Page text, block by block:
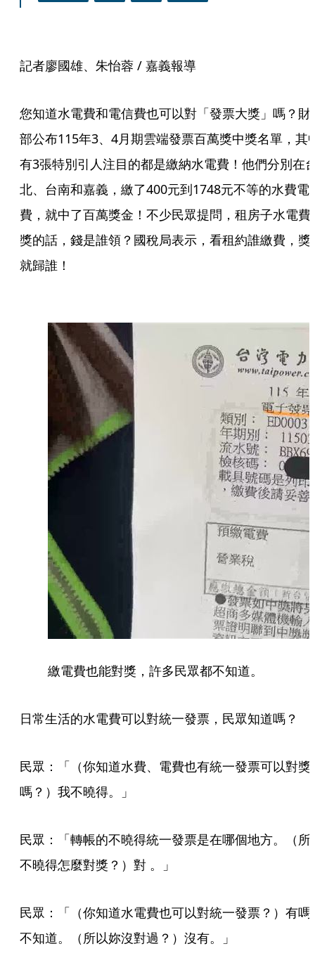
記者廖國雄、朱怡蓉 / 嘉義報導
您知道水電費和電信費也可以對「發票大獎」嗎？財
部公布115年3、4月期雲端發票百萬獎中獎名單，其
有3張特別引人注目的都是繳納水電費！他們分別在
北、台南和嘉義，繳了400元到1748元不等的水費電
費，就中了百萬獎金！不少民眾提問，租房子水電費
獎的話，錢是誰領？國稅局表示，看租約誰繳費，獎
就歸誰！
繳電費也能對獎，許多民眾都不知道。
日常生活的水電費可以對統一發票，民眾知道嗎？
民眾：「（你知道水費、電費也有統一發票可以對獎
嗎？）我不曉得。」
民眾：「轉帳的不曉得統一發票是在哪個地方。（所
不曉得怎麼對獎？）對 。」
民眾：「（你知道水電費也可以對統一發票？）有嗎
不知道。（所以妳沒對過？）沒有。」